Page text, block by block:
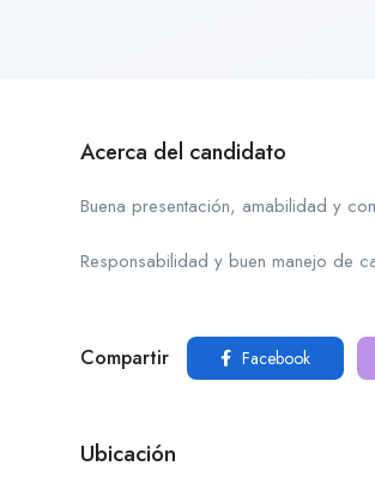
Acerca del candidato
Buena presentación, amabilidad y
Responsabilidad y buen manejo de
Compartir Facebook
Ubicación